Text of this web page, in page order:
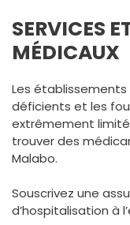
SERVICES
MÉDICAUX
Les
déficients et les
extrêmement
trouver des
Malabo.
Souscrivez une
d’hospitalisation à